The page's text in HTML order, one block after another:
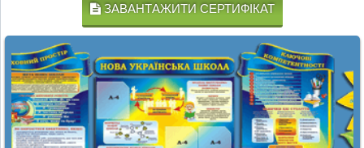
ЗАВАНТАЖИТИ СЕРТИФІКАТ